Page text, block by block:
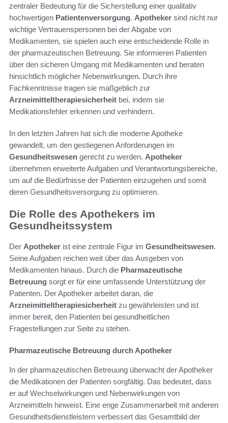
zentraler Bedeutung für die Sicherstellung einer qualitativ
hochwertigen Patientenversorgung. Apotheker sind nicht nur
wichtige Vertrauenspersonen bei der Abgabe von
Medikamenten, sie spielen auch eine entscheidende Rolle in
der pharmazeutischen Betreuung. Sie informieren Patienten
über den sicheren Umgang mit Medikamenten und beraten
hinsichtlich möglicher Nebenwirkungen. Durch ihre
Fachkenntnisse tragen sie maßgeblich zur
Arzneimitteltherapiesicherheit bei, indem sie
Medikationsfehler erkennen und verhindern.
In den letzten Jahren hat sich die moderne Apotheke
gewandelt, um den gestiegenen Anforderungen im
Gesundheitswesen gerecht zu werden. Apotheker
übernehmen erweiterte Aufgaben und Verantwortungsbereiche,
um auf die Bedürfnisse der Patienten einzugehen und somit
deren Gesundheitsversorgung zu optimieren.
Die Rolle des Apothekers im
Gesundheitssystem
Der Apotheker ist eine zentrale Figur im Gesundheitswesen.
Seine Aufgaben reichen weit über das Ausgeben von
Medikamenten hinaus. Durch die Pharmazeutische
Betreuung sorgt er für eine umfassende Unterstützung der
Patienten. Der Apotheker arbeitet daran, die
Arzneimitteltherapiesicherheit zu gewährleisten und ist
immer bereit, den Patienten bei gesundheitlichen
Fragestellungen zur Seite zu stehen.
Pharmazeutische Betreuung durch Apotheker
In der pharmazeutischen Betreuung überwacht der Apotheker
die Medikationen der Patienten sorgfältig. Das bedeutet, dass
er auf Wechselwirkungen und Nebenwirkungen von
Arzneimitteln hinweist. Eine enge Zusammenarbeit mit anderen
Gesundheitsdienstleistern verbessert das Gesamtbild der